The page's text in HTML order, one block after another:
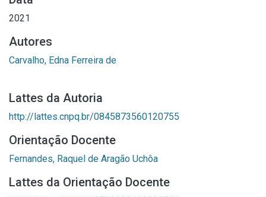
2021
Autores
Carvalho, Edna Ferreira de
Lattes da Autoria
http://lattes.cnpq.br/0845873560120755
Orientação Docente
Fernandes, Raquel de Aragão Uchôa
Lattes da Orientação Docente